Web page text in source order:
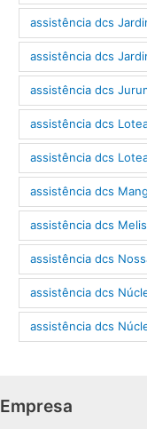
assistência dcs
assistência dcs
assistência dcs
assistência dcs
assistência dcs
assistência dcs
assistência dcs
assistência dcs
assistência dcs
assistência dcs
Empresa